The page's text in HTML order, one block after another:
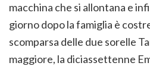
macchina che si allontana e
giorno dopo la famiglia è
scomparsa delle due sorelle
maggiore, la diciassettenne